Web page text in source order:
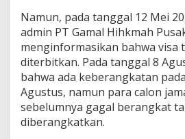
o
t
s
K
a
r
e
n
a
Namun, pada tanggal 12 Mei
admin PT Gamal Hihkmah
menginformasikan bahwa visa
diterbitkan. Pada tanggal 8
bahwa ada keberangkatan
Agustus, namun para calon
sebelumnya gagal berangkat
diberangkatkan.